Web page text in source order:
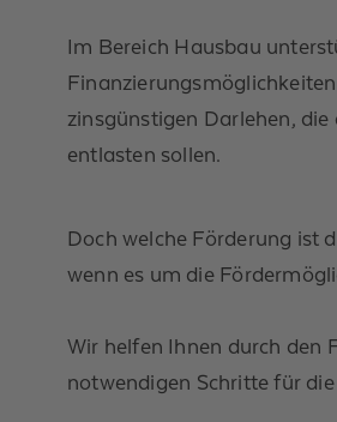
Im Bereich Hausbau
zinsgünstigen Darlehen,
entlasten sollen.
Doch welche Förderung ist
wenn es um die
Wir helfen Ihnen durch den
notwendigen Schritte für